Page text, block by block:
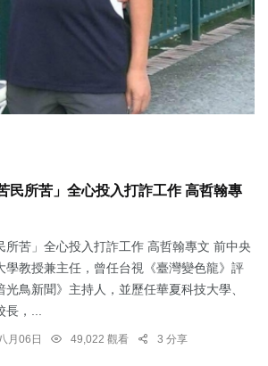
民所苦」全心投入打詐工作 高哲翰專
所苦」全心投入打詐工作 高哲翰專文 前中央
學教授兼主任，曾任台視《臺灣變色龍》評
鳥新聞》主持人，並歷任華夏科技大學、
，...
月06日 49,022 觀看 3 分享